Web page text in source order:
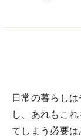
日常の暮らし
し、あれもこ
てしまう必要